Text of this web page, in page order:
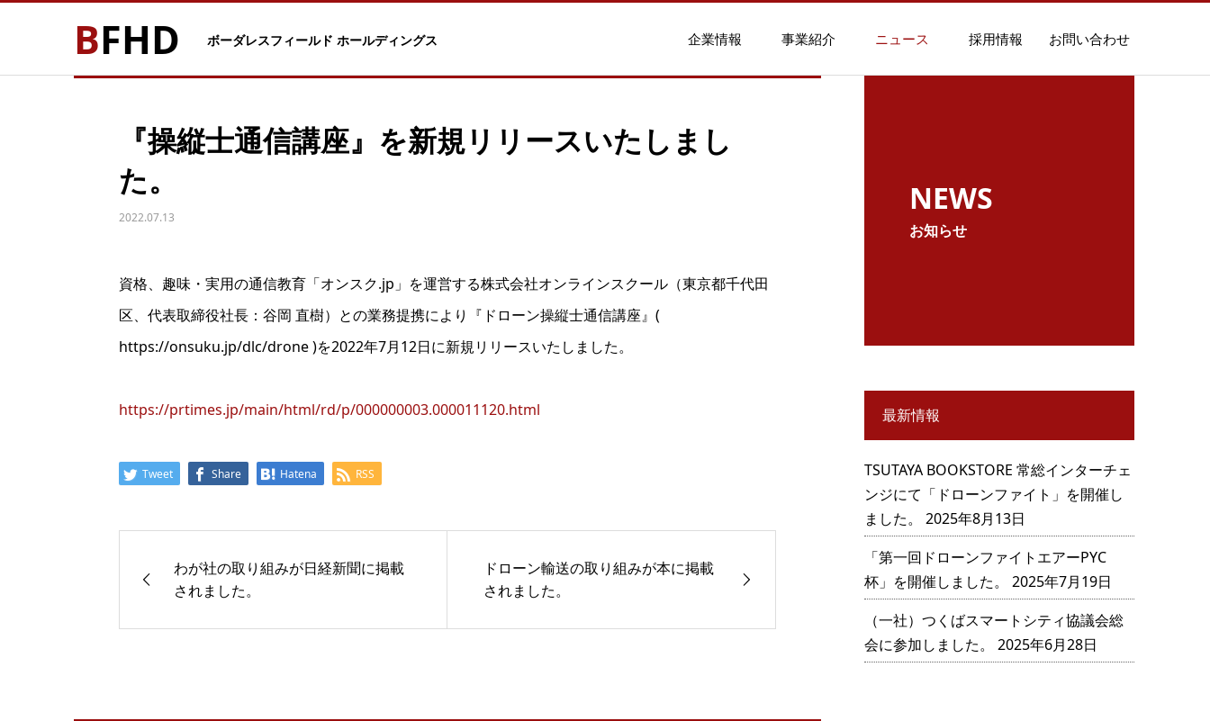
BFHD ボーダレスフィールド ホールディングス 企業情報 事業紹介 ニュース 採用情報 お問い合わせ
NEWS
お知らせ
『操縦士通信講座』を新規リリースいたしまし
た。
2022.07.13
資格、趣味・実用の通信教育「オンスク.jp」を運営する株式会社オンラインスクール（東京都千代田
区、代表取締役社長：谷岡 直樹）との業務提携により『ドローン操縦士通信講座』(
https://onsuku.jp/dlc/drone )を2022年7月12日に新規リリースいたしました。
https://prtimes.jp/main/html/rd/p/000000003.000011120.html
Tweet Share Hatena RSS
わが社の取り組みが日経新聞に掲載
されました。
ドローン輸送の取り組みが本に掲載
されました。
最新情報
TSUTAYA BOOKSTORE 常総インターチェ
ンジにて「ドローンファイト」を開催し
ました。
2025年8月13日
「第一回ドローンファイトエアーPYC
杯」を開催しました。
2025年7月19日
（一社）つくばスマートシティ協議会総
会に参加しました。
2025年6月28日